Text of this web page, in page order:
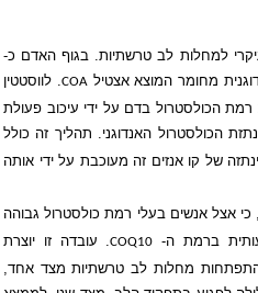
למחלות לב טרשתיות. בגוף האדם כ-
COA
לווסטטין
הכולסטרול בדם על ידי עיכוב פעולת
הכולסטרול האנדוגני. תהליך זה כולל
של קו אנזים זה מעוכבת על ידי אותה
אצל אנשים בעלי רמת כולסטרול גבוהה
ברמת ה-
COQ10. עובדה זו יוצרת
התפתחות מחלות לב טרשתיות מצד אחד,